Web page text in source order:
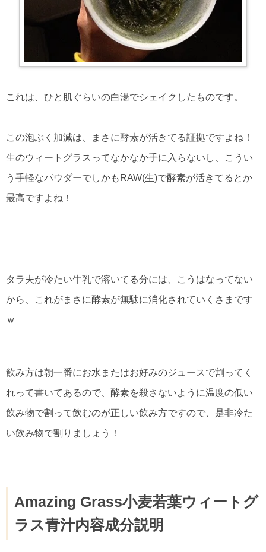
これは、ひと肌ぐらいの白湯でシェイクしたものです。
この泡ぶく加減は、まさに酵素が活きてる証拠ですよね！
生のウィートグラスってなかなか手に入らないし、こうい
う手軽なパウダーでしかもRAW(生)で酵素が活きてるとか
最高ですよね！
タラ夫が冷たい牛乳で溶いてる分には、こうはなってない
から、これがまさに酵素が無駄に消化されていくさまです
ｗ
飲み方は朝一番にお水またはお好みのジュースで割ってく
れって書いてあるので、酵素を殺さないように温度の低い
飲み物で割って飲むのが正しい飲み方ですので、是非冷た
い飲み物で割りましょう！
Amazing Grass小麦若葉ウィートグ
ラス青汁内容成分説明